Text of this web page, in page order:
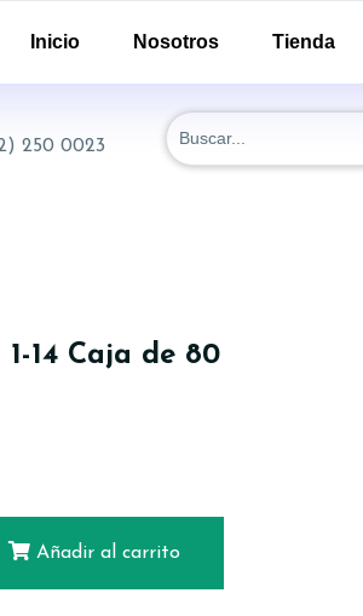
250 0023
Inicio Nosotros Tienda
14 Caja de 80
Añadir al carrito